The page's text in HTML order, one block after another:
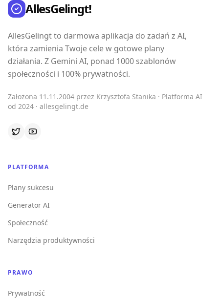
AllesGelingt!
AllesGelingt to darmowa aplikacja do zadań z AI,
która zamienia Twoje cele w gotowe plany
działania. Z Gemini AI, ponad 1000 szablonów
społeczności i 100% prywatności.
Założona 11.11.2004 przez Krzysztofa Stanika · Platforma AI
od 2024 · allesgelingt.de
PLATFORMA
Plany sukcesu
Generator AI
Społeczność
Narzędzia produktywności
PRAWO
Prywatność